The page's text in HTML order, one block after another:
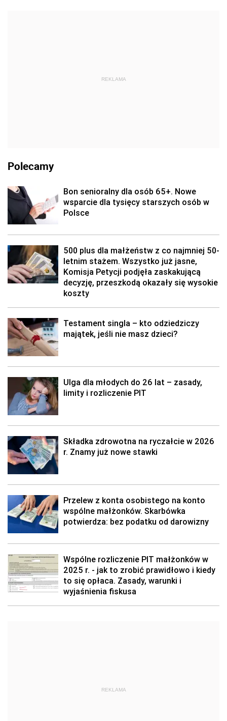
REKLAMA
Polecamy
Bon senioralny dla osób 65+. Nowe
wsparcie dla tysięcy starszych osób w
Polsce
500 plus dla małżeństw z co najmniej 50-
letnim stażem. Wszystko już jasne,
Komisja Petycji podjęła zaskakującą
decyzję, przeszkodą okazały się wysokie
koszty
Testament singla – kto odziedziczy
majątek, jeśli nie masz dzieci?
Ulga dla młodych do 26 lat – zasady,
limity i rozliczenie PIT
Składka zdrowotna na ryczałcie w 2026
r. Znamy już nowe stawki
Przelew z konta osobistego na konto
wspólne małżonków. Skarbówka
potwierdza: bez podatku od darowizny
Wspólne rozliczenie PIT małżonków w
2025 r. - jak to zrobić prawidłowo i kiedy
to się opłaca. Zasady, warunki i
wyjaśnienia fiskusa
REKLAMA